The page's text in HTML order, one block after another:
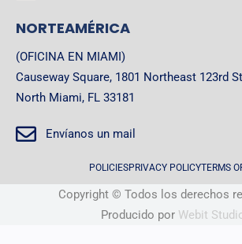
NORTEAMÉRICA
(OFICINA EN MIAMI)
Causeway Square, 1801 Northeast 123rd
North Miami, FL 33181
Envíanos un mail
POLICIESPRIVACY POLICYTERMS
Copyright © Todos los derechos
Producido por Webit